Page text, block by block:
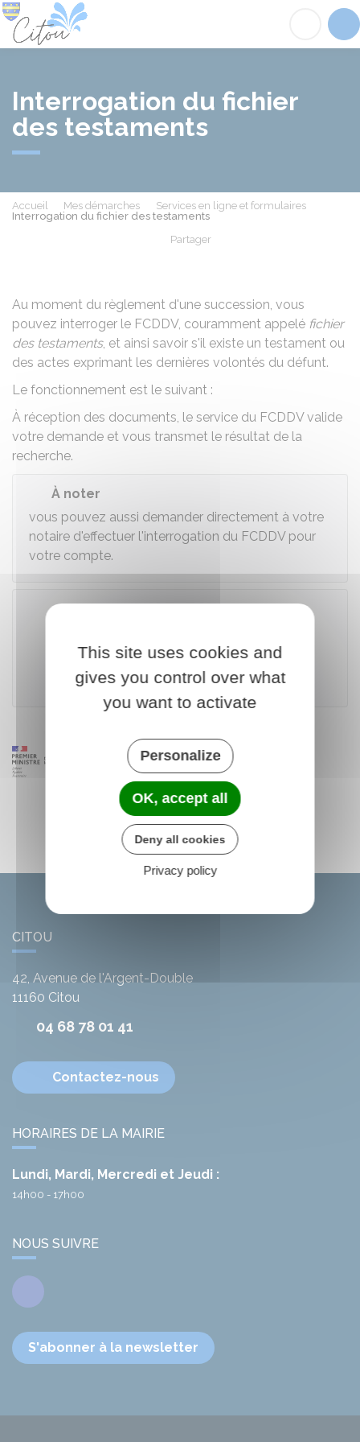
Interrogation du fichier
des testaments
Accueil Mes démarches
Services en ligne et formulaires
Interrogation du fichier des testaments
Partager
Au moment du règlement d'une succession, vous
pouvez interroger le FCDDV, couramment appelé fichier
des testaments, et ainsi savoir s'il existe un testament ou
des actes exprimant les dernières volontés du défunt.
Le fonctionnement est le suivant :
À réception des documents, le service du FCDDV valide
votre demande et vous transmet le résultat de la
recherche.
À noter
vous pouvez aussi demander directement à votre
notaire d'effectuer l'interrogation du FCDDV pour
votre compte.
Notaires de France
CITOU
42, Avenue de l'Argent-Double
11160 Citou
04 68 78 01 41
Contactez-nous
HORAIRES DE LA MAIRIE
Lundi, Mardi, Mercredi et Jeudi :
14h00 - 17h00
NOUS SUIVRE
Facebook
S'abonner à la newsletter
This site uses cookies and
gives you control over what
you want to activate
Personalize
OK, accept all
Deny all cookies
Privacy policy